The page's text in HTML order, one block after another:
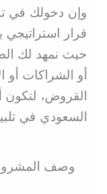
وإن دخولك في
قرار
حيث نمهد لك
أو الشراكات أو
القروض، لتكون
السعودي في
وصف